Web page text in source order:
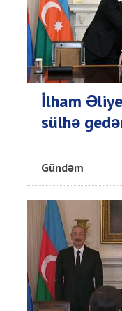
İlham
sülhə
Gündəm